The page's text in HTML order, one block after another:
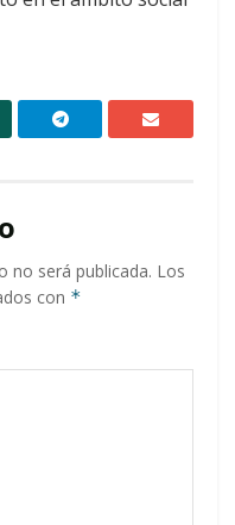
no será publicada. Los
con *